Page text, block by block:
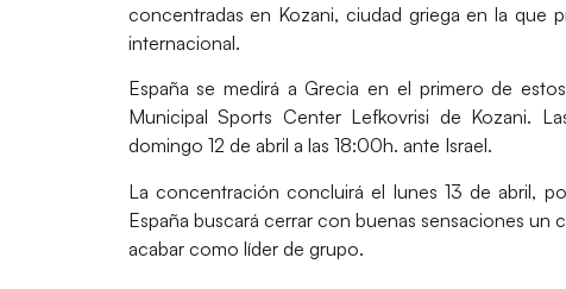
concentradas en Kozani, ciudad griega en la que
internacional.
España se medirá a Grecia en el primero de
Municipal Sports Center Lefkovrisi de Kozani.
domingo 12 de abril a las 18:00h. ante Israel.
La concentración concluirá el lunes 13 de abril,
España buscará cerrar con buenas sensaciones un
acabar como líder de grupo.